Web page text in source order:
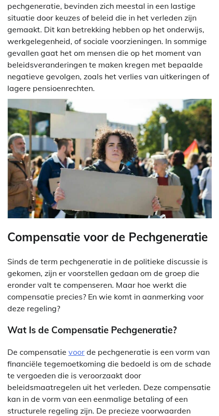
pechgeneratie, bevinden zich meestal in een lastige
situatie door keuzes of beleid die in het verleden zijn
gemaakt. Dit kan betrekking hebben op het onderwijs,
werkgelegenheid, of sociale voorzieningen. In sommige
gevallen gaat het om mensen die op het moment van
beleidsveranderingen te maken kregen met bepaalde
negatieve gevolgen, zoals het verlies van uitkeringen of
lagere pensioenrechten.
Compensatie voor de Pechgeneratie
Sinds de term pechgeneratie in de politieke discussie is
gekomen, zijn er voorstellen gedaan om de groep die
eronder valt te compenseren. Maar hoe werkt die
compensatie precies? En wie komt in aanmerking voor
deze regeling?
Wat Is de Compensatie Pechgeneratie?
De compensatie voor de pechgeneratie is een vorm van
financiële tegemoetkoming die bedoeld is om de schade
te vergoeden die is veroorzaakt door
beleidsmaatregelen uit het verleden. Deze compensatie
kan in de vorm van een eenmalige betaling of een
structurele regeling zijn. De precieze voorwaarden